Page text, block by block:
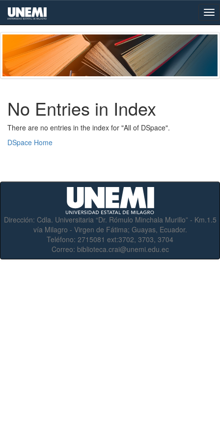
Skip
navigation
No Entries in Index
There are no entries in the index for "All of DSpace".
DSpace Home
Dirección: Cdla. Universitaria “Dr. Rómulo Minchala Murillo” - Km.1.5
vía Milagro - Virgen de Fátima; Guayas, Ecuador.
Teléfono: 2715081 ext:3702, 3703, 3704
Correo: biblioteca.crai@unemi.edu.ec